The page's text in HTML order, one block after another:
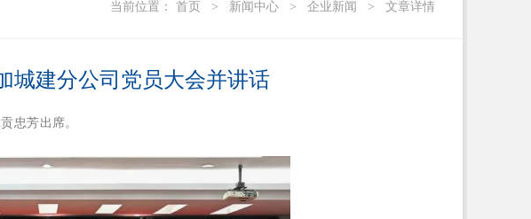
当前位置： 首页 > 新闻中心 > 企业新闻 > 文章详情
城建分公司党员大会并讲话
忠芳出席。